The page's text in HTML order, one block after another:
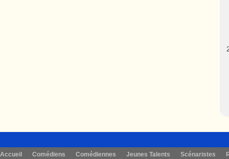
Accueil Comédiens Comédiennes Jeunes Talents Scénaristes